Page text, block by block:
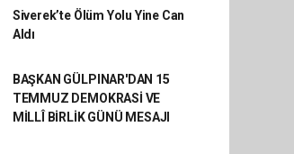
Siverek’te Ölüm Yolu Yine Can
Aldı
BAŞKAN GÜLPINAR'DAN 15
TEMMUZ DEMOKRASİ VE
MİLLÎ BİRLİK GÜNÜ MESAJI